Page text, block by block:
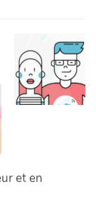
et en